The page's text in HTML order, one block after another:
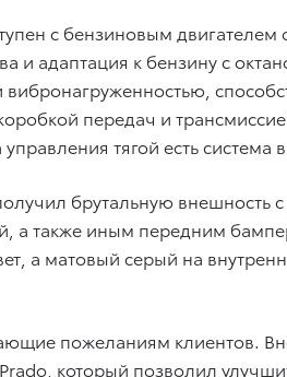
с бензиновым
и адаптация к бензину с
коробкой передач и
тягой есть
брутальную внешность
а также иным передним
а матовый серый на
пожеланиям клиентов.
который позволил